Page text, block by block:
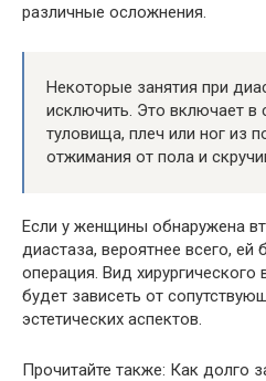
различные осложнения.
Некоторые занятия при
исключить. Это включает
туловища, плеч или ног из
отжимания от пола и
Если у женщины обнаружена
диастаза, вероятнее всего,
операция. Вид хирургического
будет зависеть от
эстетических аспектов.
Прочитайте также: Как долго